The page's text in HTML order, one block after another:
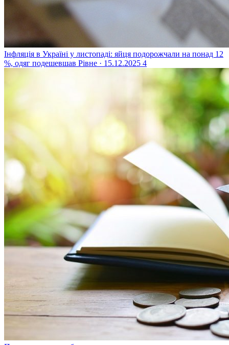
Інфляція в Україні у листопаді: яйця подорожчали на понад 12
%, одяг подешевшав Рівне · 15.12.2025 4